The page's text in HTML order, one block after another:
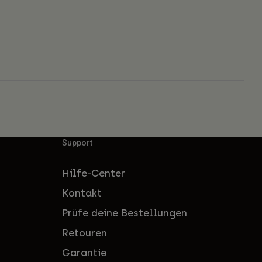
Support
Hilfe-Center
Kontakt
Prüfe deine Bestellungen
Retouren
Garantie